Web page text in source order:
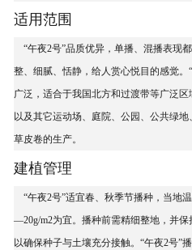
适用范围
“午夜2号”品质优异，单播、混播表现
整、细腻、恬静，给人赏心悦目的感觉
广泛，适合于我国北方和过渡带等广泛
以及其它运动场、庭院、公园、公共绿
草皮卷的生产。
建植管理
“午夜2号”适宜春、秋季节播种，当地
—20g/m2为宜。播种前需精细整地，并
以确保种子与土壤充分接触。“午夜2号”